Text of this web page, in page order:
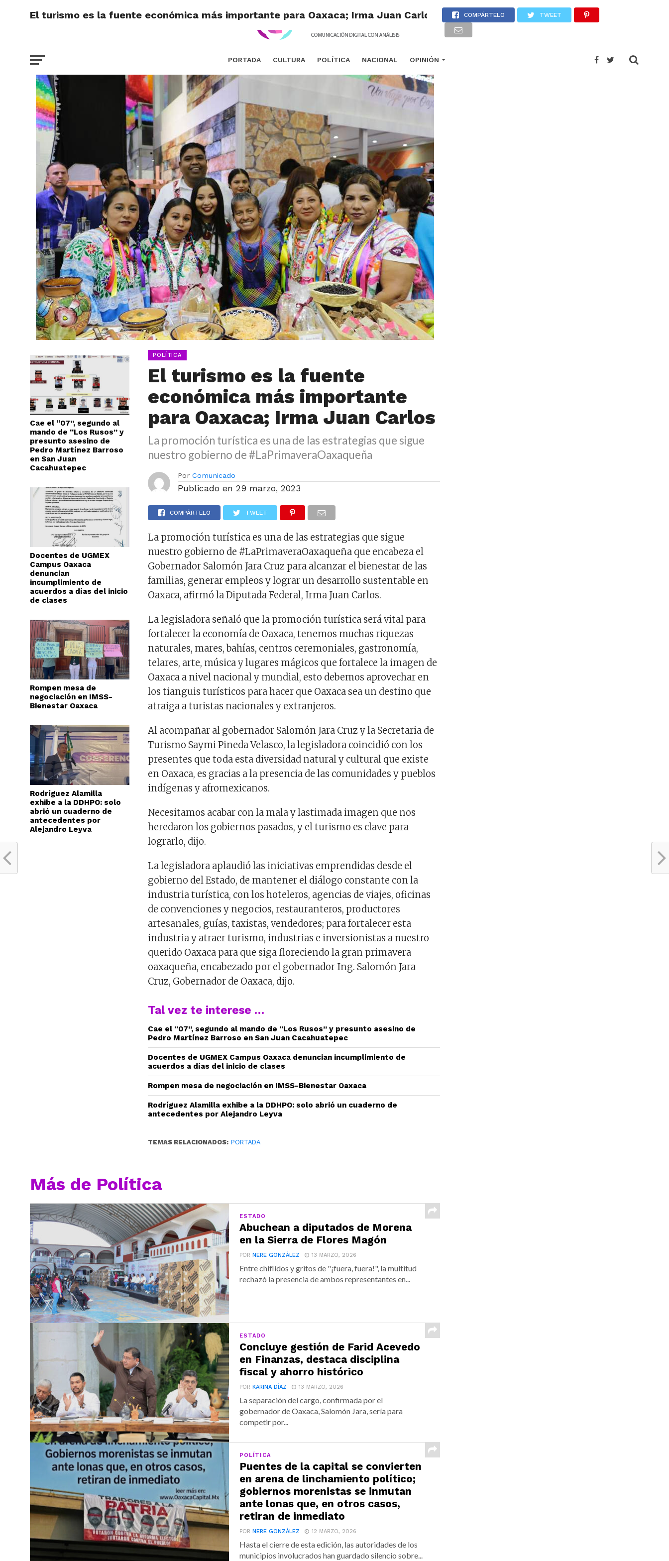
PORTADA CULTURA POLÍTICA NACIONAL OPINIÓN
El turismo es la fuente económica más importante para Oaxaca; Irma Juan Carlos COMPÁRTELO TWEET
Cae el “07”, segundo al
mando de “Los Rusos” y
presunto asesino de
Pedro Martínez Barroso
en San Juan
Cacahuatepec
Docentes de UGMEX
Campus Oaxaca
denuncian
incumplimiento de
acuerdos a días del inicio
de clases
Rompen mesa de
negociación en IMSS-
Bienestar Oaxaca
Rodríguez Alamilla
exhibe a la DDHPO: solo
abrió un cuaderno de
antecedentes por
Alejandro Leyva
POLÍTICA
El turismo es la fuente
económica más importante
para Oaxaca; Irma Juan Carlos
La promoción turística es una de las estrategias que sigue
nuestro gobierno de #LaPrimaveraOaxaqueña
Por Comunicado
Publicado en 29 marzo, 2023
COMPÁRTELO TWEET
La promoción turística es una de las estrategias que sigue
nuestro gobierno de #LaPrimaveraOaxaqueña que encabeza el
Gobernador Salomón Jara Cruz para alcanzar el bienestar de las
familias, generar empleos y lograr un desarrollo sustentable en
Oaxaca, afirmó la Diputada Federal, Irma Juan Carlos.
La legisladora señaló que la promoción turística será vital para
fortalecer la economía de Oaxaca, tenemos muchas riquezas
naturales, mares, bahías, centros ceremoniales, gastronomía,
telares, arte, música y lugares mágicos que fortalece la imagen de
Oaxaca a nivel nacional y mundial, esto debemos aprovechar en
los tianguis turísticos para hacer que Oaxaca sea un destino que
atraiga a turistas nacionales y extranjeros.
Al acompañar al gobernador Salomón Jara Cruz y la Secretaria de
Turismo Saymi Pineda Velasco, la legisladora coincidió con los
presentes que toda esta diversidad natural y cultural que existe
en Oaxaca, es gracias a la presencia de las comunidades y pueblos
indígenas y afromexicanos.
Necesitamos acabar con la mala y lastimada imagen que nos
heredaron los gobiernos pasados, y el turismo es clave para
lograrlo, dijo.
La legisladora aplaudió las iniciativas emprendidas desde el
gobierno del Estado, de mantener el diálogo constante con la
industria turística, con los hoteleros, agencias de viajes, oficinas
de convenciones y negocios, restauranteros, productores
artesanales, guías, taxistas, vendedores; para fortalecer esta
industria y atraer turismo, industrias e inversionistas a nuestro
querido Oaxaca para que siga floreciendo la gran primavera
oaxaqueña, encabezado por el gobernador Ing. Salomón Jara
Cruz, Gobernador de Oaxaca, dijo.
Tal vez te interese …
Cae el “07”, segundo al mando de “Los Rusos” y presunto asesino de
Pedro Martínez Barroso en San Juan Cacahuatepec
Docentes de UGMEX Campus Oaxaca denuncian incumplimiento de
acuerdos a días del inicio de clases
Rompen mesa de negociación en IMSS-Bienestar Oaxaca
Rodríguez Alamilla exhibe a la DDHPO: solo abrió un cuaderno de
antecedentes por Alejandro Leyva
TEMAS RELACIONADOS: PORTADA
Más de Política
ESTADO
Abuchean a diputados de Morena
en la Sierra de Flores Magón
PORNERE GONZÁLEZ 13 MARZO, 2026
Entre chiflidos y gritos de "¡fuera, fuera!", la multitud
rechazó la presencia de ambos representantes en...
ESTADO
Concluye gestión de Farid Acevedo
en Finanzas, destaca disciplina
fiscal y ahorro histórico
PORKARINA DÍAZ 13 MARZO, 2026
La separación del cargo, confirmada por el
gobernador de Oaxaca, Salomón Jara, sería para
competir por...
POLÍTICA
Puentes de la capital se convierten
en arena de linchamiento político;
gobiernos morenistas se inmutan
ante lonas que, en otros casos,
retiran de inmediato
PORNERE GONZÁLEZ 12 MARZO, 2026
Hasta el cierre de esta edición, las autoridades de los
municipios involucrados han guardado silencio sobre...